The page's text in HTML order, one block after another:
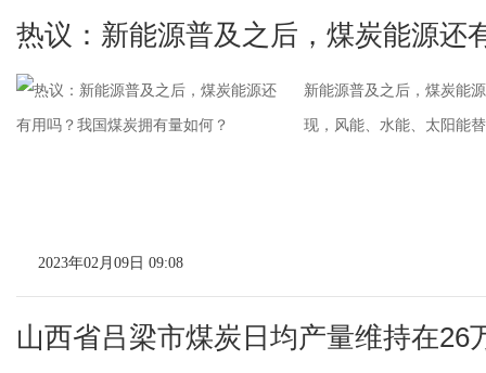
热议：新能源普及之后，煤炭能源还
新能源普及之后，煤炭能
现，风能、水能、太阳能
2023年02月09日 09:08
山西省吕梁市煤炭日均产量维持在26